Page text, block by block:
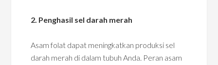
2. Penghasil sel darah merah
Asam folat dapat meningkatkan produksi sel
darah merah di dalam tubuh Anda. Peran asam